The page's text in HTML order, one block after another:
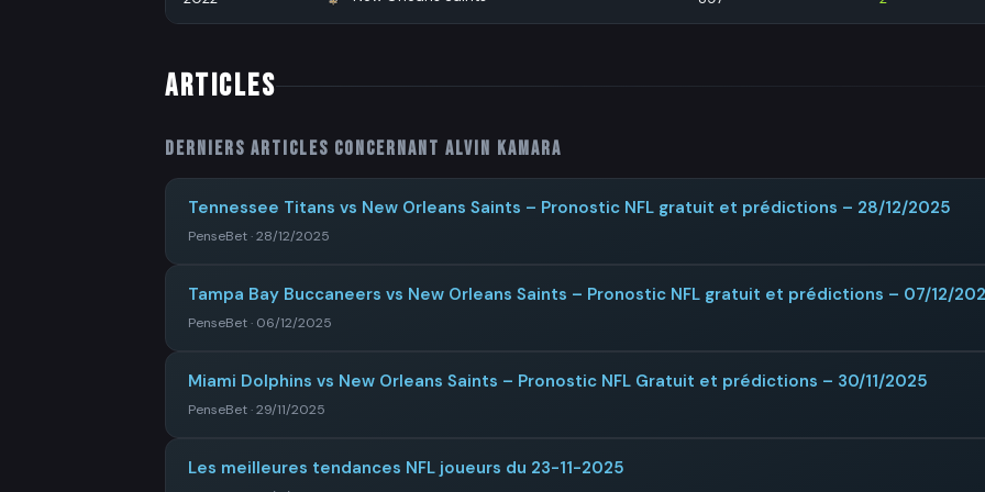
ARTICLES
Derniers articles concernant Alvin Kamara
Tennessee Titans vs New Orleans Saints – Pronostic NFL gratuit et prédictions – 28/12/2025
PenseBet · 28/12/2025
Tampa Bay Buccaneers vs New Orleans Saints – Pronostic NFL gratuit et prédictions – 07/12/
PenseBet · 06/12/2025
Miami Dolphins vs New Orleans Saints – Pronostic NFL Gratuit et prédictions – 30/11/2025
PenseBet · 29/11/2025
Les meilleures tendances NFL joueurs du 23-11-2025